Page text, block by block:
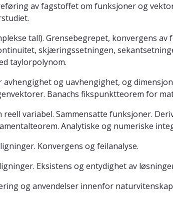
av fagstoffet om funksjoner og
tall). Grensebegrepet, konvergens
skjæringssetningen,
taylorpolynom.
og uavhengighet, og
Banachs fikspunktteorem for
variabel. Sammensatte funksjoner.
Analytiske og numeriske
Konvergens og feilanalyse.
Eksistens og entydighet av
og anvendelser innenfor